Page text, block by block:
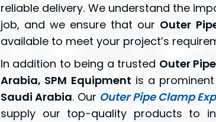
reliable delivery. We understand the
job, and we ensure that our Outer
available to meet your project’s
In addition to being a trusted Outer
Arabia, SPM Equipment is a prominent
Saudi Arabia. Our Outer Pipe Clamp
supply our top-quality products to